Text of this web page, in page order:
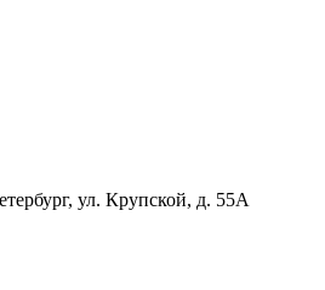
ул. Крупской, д. 55А